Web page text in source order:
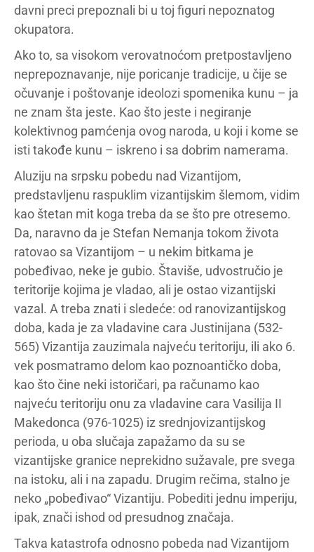
davni preci prepoznali bi u toj figuri nepoznatog
okupatora.
Ako to, sa visokom verovatnoćom pretpostavljeno
neprepoznavanje, nije poricanje tradicije, u čije se
očuvanje i poštovanje ideolozi spomenika kunu – ja
ne znam šta jeste. Kao što jeste i negiranje
kolektivnog pamćenja ovog naroda, u koji i kome se
isti takođe kunu – iskreno i sa dobrim namerama.
Aluziju na srpsku pobedu nad Vizantijom,
predstavljenu raspuklim vizantijskim šlemom, vidim
kao štetan mit koga treba da se što pre otresemo.
Da, naravno da je Stefan Nemanja tokom života
ratovao sa Vizantijom – u nekim bitkama je
pobeđivao, neke je gubio. Štaviše, udvostručio je
teritorije kojima je vladao, ali je ostao vizantijski
vazal. A treba znati i sledeće: od ranovizantijskog
doba, kada je za vladavine cara Justinijana (532-
565) Vizantija zauzimala najveću teritoriju, ili ako 6.
vek posmatramo delom kao poznoantičko doba,
kao što čine neki istoričari, pa računamo kao
najveću teritoriju onu za vladavine cara Vasilija II
Makedonca (976-1025) iz srednjovizantijskog
perioda, u oba slučaja zapažamo da su se
vizantijske granice neprekidno sužavale, pre svega
na istoku, ali i na zapadu. Drugim rečima, stalno je
neko „pobeđivao“ Vizantiju. Pobediti jednu imperiju,
ipak, znači ishod od presudnog značaja.
Takva katastrofa odnosno pobeda nad Vizantijom